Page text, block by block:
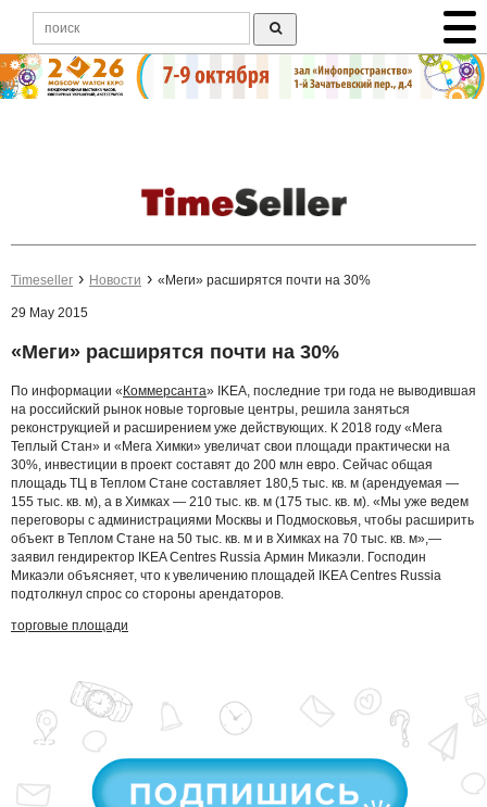
Timeseller Новости «Меги» расширятся почти на 30%
29 May 2015
«Меги» расширятся почти на 30%
По информации « Коммерсанта» IKEA, последние три года не выводившая
на российский рынок новые торговые центры, решила заняться
реконструкцией и расширением уже действующих. К 2018 году «Мега
Теплый Стан» и «Мега Химки» увеличат свои площади практически на
30%, инвестиции в проект составят до 200 млн евро. Сейчас общая
площадь ТЦ в Теплом Стане составляет 180,5 тыс. кв. м (арендуемая —
155 тыс. кв. м), а в Химках — 210 тыс. кв. м (175 тыс. кв. м). «Мы уже ведем
переговоры с администрациями Москвы и Подмосковья, чтобы расширить
объект в Теплом Стане на 50 тыс. кв. м и в Химках на 70 тыс. кв. м»,—
заявил гендиректор IKEA Centres Russia Армин Микаэли. Господин
Микаэли объясняет, что к увеличению площадей IKEA Centres Russia
подтолкнул спрос со стороны арендаторов.
торговые площади